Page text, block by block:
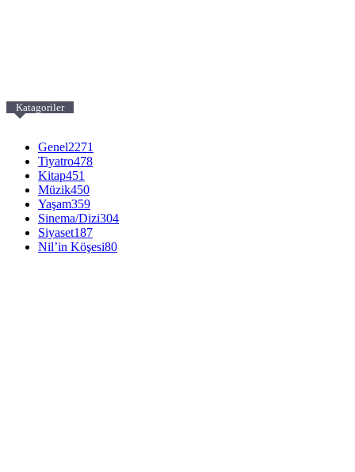
Katagoriler
Genel2271
Tiyatro478
Kitap451
Müzik450
Yaşam359
Sinema/Dizi304
Siyaset187
Nil’in Köşesi80